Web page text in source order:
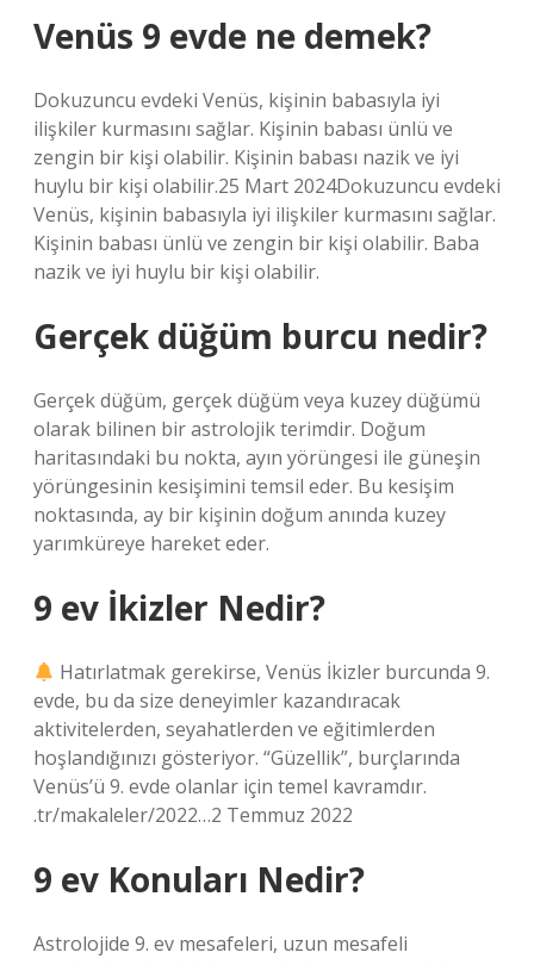
Venüs 9 evde ne demek?
Dokuzuncu evdeki Venüs, kişinin babasıyla iyi
ilişkiler kurmasını sağlar. Kişinin babası ünlü ve
zengin bir kişi olabilir. Kişinin babası nazik ve iyi
huylu bir kişi olabilir.25 Mart 2024Dokuzuncu evdeki
Venüs, kişinin babasıyla iyi ilişkiler kurmasını sağlar.
Kişinin babası ünlü ve zengin bir kişi olabilir. Baba
nazik ve iyi huylu bir kişi olabilir.
Gerçek düğüm burcu nedir?
Gerçek düğüm, gerçek düğüm veya kuzey düğümü
olarak bilinen bir astrolojik terimdir. Doğum
haritasındaki bu nokta, ayın yörüngesi ile güneşin
yörüngesinin kesişimini temsil eder. Bu kesişim
noktasında, ay bir kişinin doğum anında kuzey
yarımküreye hareket eder.
9 ev İkizler Nedir?
Hatırlatmak gerekirse, Venüs İkizler burcunda 9.
evde, bu da size deneyimler kazandıracak
aktivitelerden, seyahatlerden ve eğitimlerden
hoşlandığınızı gösteriyor. “Güzellik”, burçlarında
Venüs’ü 9. evde olanlar için temel kavramdır.
.tr/makaleler/2022…2 Temmuz 2022
9 ev Konuları Nedir?
Astrolojide 9. ev mesafeleri, uzun mesafeli